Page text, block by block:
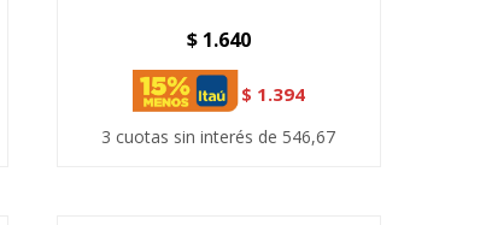
$ 1.640
$ 1.394
3 cuotas sin interés de 546,67